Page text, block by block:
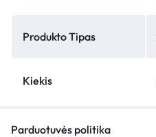
Produkto Tipas
Kiekis
Parduotuvės politika